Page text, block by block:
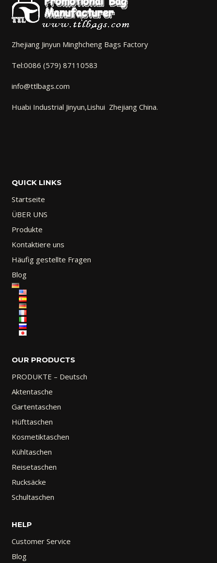
Zhejiang Jinyun Minghcheng Bags Factory
Tel:0086 (579) 87110583
info@ttlbags.com
Huabi Industrial Jinyun,Lishui Zhejiang China.
QUICK LINKS
Startseite
ÜBER UNS
Produkte
Kontaktiere uns
Häufig gestellte Fragen
Blog
OUR PRODUCTS
PRODUKTE – Deutsch
Aktentasche
Gartentaschen
Hüfttaschen
Kosmetiktaschen
Kühltaschen
Reisetaschen
Rucksäcke
Schultaschen
HELP
Customer Service
Blog